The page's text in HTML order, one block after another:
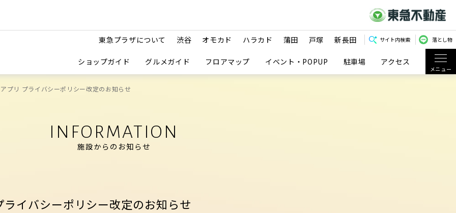
東急プラザについて 渋谷 オモカド ハラカド 蒲田 戸塚 新長田 サイト内検索 落とし物
ショップガイド グルメガイド フロアマップ イベント・POPUP 駐車場 アクセス
メニュー
アプリ プライバシーポリシー改定のお知らせ
INFORMATION
施設からのお知らせ
ライバシーポリシー改定のお知らせ